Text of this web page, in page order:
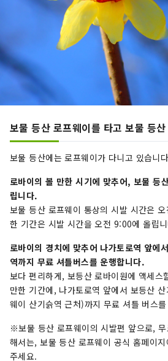
보물 등산 로프웨이를 타고 보물 등
보물 등산에는 로프웨이가 다니고 있습니
로바이의 볼 만한 시기에 맞추어, 보물 등
립니다.
보물 등산 로프웨이 통상의 시발 시간은
한 기간은 시발 시간을 오전 9:00에 올립
로바이의 경치에 맞추어 나가토로역 앞에
역까지 무료 셔틀버스를 운행합니다.
보다 편리하게, 보등산 로바이원에 액세스
만한 기간에, 나가토로역 앞에서 보등산
웨이 산기슭역 근처)까지 무료 셔틀 버스
※보물 등산 로프웨이의 시발편 앞으로,
해서는, 보물 등산 로프웨이 공식 홈페이
주세요.